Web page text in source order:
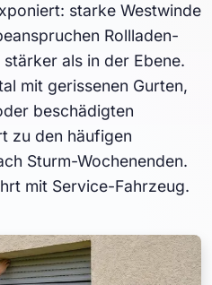
starke Westwinde
Rollladen-
als in der Ebene.
mit gerissenen Gurten,
beschädigten
zu den häufigen
Sturm-Wochenenden.
mit Service-Fahrzeug.